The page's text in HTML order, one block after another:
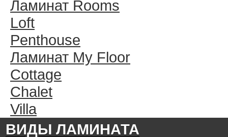
Ламинат Rooms
Loft
Penthouse
Ламинат My Floor
Cottage
Chalet
Villa
ВИДЫ ЛАМИНАТА